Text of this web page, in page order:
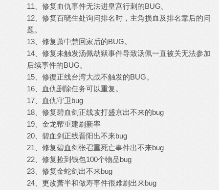
11、修复血仇事件无法进皇宫行刺的BUG。
12、修复百晓生处询问排名时，主角损血及排名靠后的问
题。
13、修复萧中慧回家后的BUG。
14、修复未触发汤佩劫狱事件导致汤佩一直被关无法参加
后续事件的BUG。
15、修復正线台湾大战不触发的BUG。
16、血仇删除任务可以重复。
17、血仇守卫bug
18、修复碧血剑正线攻打盛京出不来的bug
19、金龙帮重建刷新率
20、碧血剑正线晋阳出不来bug
21、修复碧血剑张召重死亡事件出不来bug
22、修复捡到钱包100个物品bug
23、修复金蛇剑出不来bug
24、更改萧半和做寿事件很难刷出来bug